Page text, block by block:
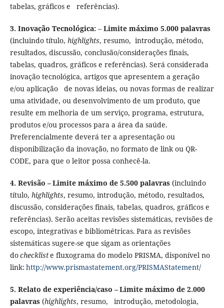
tabelas, gráficos e referências).
3. Inovação Tecnológica:– Limite máximo 5.000 palavras
(incluindo título, highlights, resumo, introdução, método,
resultados, discussão, conclusão/considerações finais,
tabelas, quadros, gráficos e referências). Será considerada
inovação tecnológica, artigos que apresentem a geração
e/ou aplicação de novas ideias, ou novas formas de realizar
uma atividade, ou desenvolvimento de um produto, que
resulte em melhoria de um serviço, programa, estrutura,
produtos e/ou processos para a área da saúde.
Preferencialmente deverá ter a apresentação ou
disponibilização da inovação, no formato de link ou QR-
CODE, para que o leitor possa conhecê-la.
4. Revisão –Limite máximo de 5.500 palavras (incluindo
título, highlights, resumo, introdução, método, resultados,
discussão, considerações finais, tabelas, quadros, gráficos e
referências). Serão aceitas revisões sistemáticas, revisões de
escopo, integrativas e bibliométricas. Para as revisões
sistemáticas sugere-se que sigam as orientações
docheckliste fluxograma do modelo PRISMA, disponível no
link: http://www.prismastatement.org/PRISMAStatement/
5. Relato de experiência/caso –Limite máximo de 2.000
palavras (highlights, resumo, introdução, metodologia,